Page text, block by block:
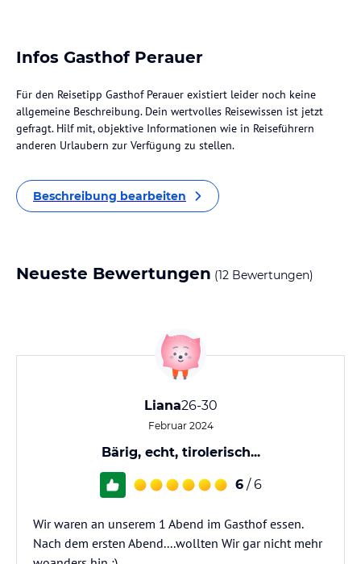
Infos Gasthof Perauer
Für den Reisetipp Gasthof Perauer existiert leider noch keine
allgemeine Beschreibung. Dein wertvolles Reisewissen ist jetzt
gefragt. Hilf mit, objektive Informationen wie in Reiseführern
anderen Urlaubern zur Verfügung zu stellen.
Beschreibung bearbeiten
Neueste Bewertungen (12 Bewertungen)
Liana26-30
Februar 2024
Bärig, echt, tirolerisch...
6 / 6
Wir waren an unserem 1 Abend im Gasthof essen.
Nach dem ersten Abend....wollten Wir gar nicht mehr